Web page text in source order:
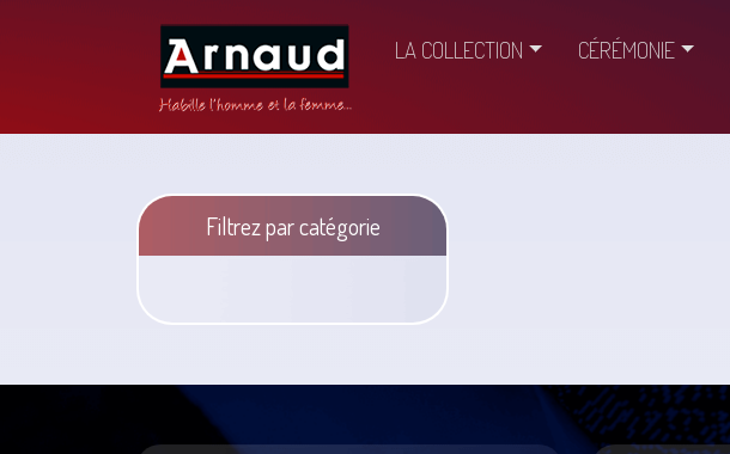
LA COLLECTION CÉRÉMONIE
Filtrez par catégorie